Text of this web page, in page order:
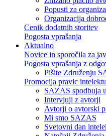
Popusti za
Organizacija
Cenik dodatnih storitev
Pogosta vprašanja
Aktualno
Novice in sporočila za
Pogosta vprašanja z
Pišite Združenju
Promocija pravic
SAZAS spodbuja
Intervjuji z avtorji
Avtorji o avtorski
Mi smo SAZAS
Svetovni dan